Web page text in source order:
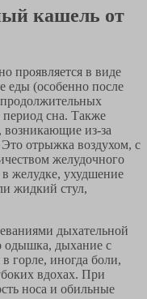
кашель от
проявляется в виде
еды (особенно после
сна. Также
из-за
отрыжка воздухом, с
желудочного
желудке, ухудшение
жидкий стул,
дыхательной
одышка, дыхание с
горле, иногда боли,
вдохах. При
носа и обильные